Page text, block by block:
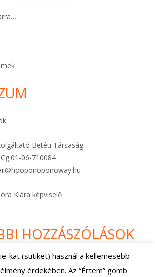
Betéti Társaság
06-710084
Klára képviselő
HOZZÁSZÓLÁSOK
kat (sütiket) használ a kellemesebb
érdekében. Az “Értem” gomb